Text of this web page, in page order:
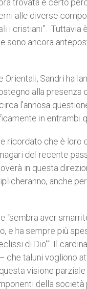
trovata è certo
alle diverse
i cristiani”. Tuttavia
ancora
Sandri ha
alla presenza
l’annosa
in entrambi
ricordato che è loro
del recente
in questa
anche
“sembra aver
e ha sempre più
di Dio'”. Il
che taluni vogliono
visione
della società